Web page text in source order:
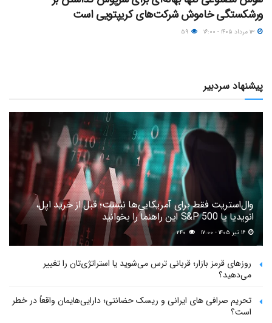
ورشکستگی خاموش شرکت‌های کریپتویی است
پیشنهاد سردبیر
وال‌استریت فقط برای آمریکایی‌ها نیست؛ قبل از خرید اپل،
انویدیا یا S&P 500 این راهنما را بخوانید
۲۴۰
روزهای قرمز بازار؛ قربانی ترس می‌شوید یا استراتژی‌تان را تغییر
می‌دهید؟
تحریم صرافی های ایرانی و ریسک حضانتی؛ دارایی‌هایمان واقعاً در خطر
است؟